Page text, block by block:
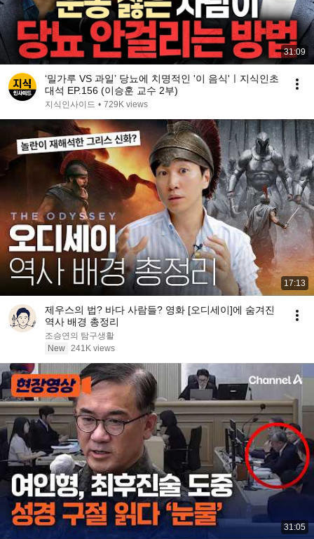
31:09
‘밀가루 VS 과일’ 당뇨에 치명적인 '이 음식'ㅣ지식인초
대석 EP.156 (이승훈 교수 2부)
지식인사이드 • 729K views
17:13
제우스의 법? 바다 사람들? 영화 [오디세이]에 숨겨진
역사 배경 총정리
조승연의 탐구생활
New 241K views
31:05